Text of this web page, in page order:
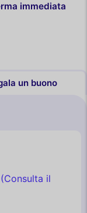
immediata
un buono
(Consulta il